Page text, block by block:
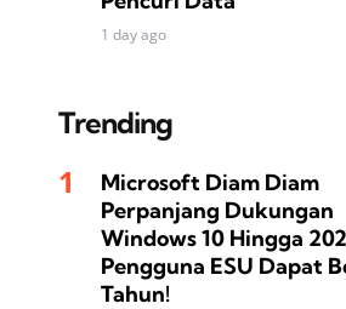
1 day ago
Trending
Microsoft Diam Diam
Perpanjang Dukungan
Windows 10 Hingga
Pengguna ESU Dapat
Tahun!